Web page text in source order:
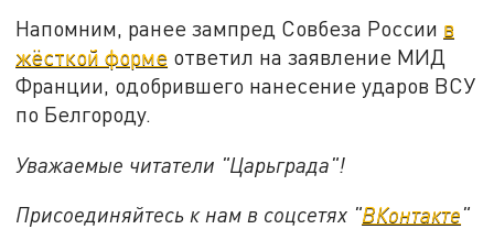
Напомним, ранее зампред Совбеза России в
жёсткой форме ответил на заявление МИД
Франции, одобрившего нанесение ударов ВСУ
по Белгороду.
Уважаемые читатели "Царьграда"!
Присоединяйтесь к нам в соцсетях "ВКонтакте"